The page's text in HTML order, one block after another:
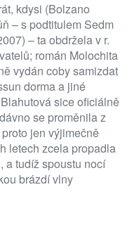
kdysi (Bolzano
– s podtitulem Sedm
– ta obdržela v r.
román Molochita
vydán coby samizdat
dorma a jiné
sice oficiálně
se proměnila z
jen výjimečně
letech zcela propadla
a tudíž spoustu nocí
brázdí vlny